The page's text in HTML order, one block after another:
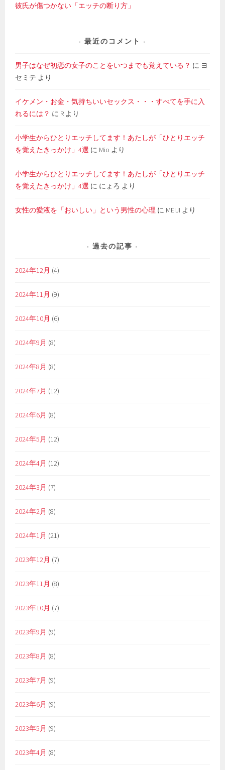
彼氏が傷つかない「エッチの断り方」
最近のコメント
男子はなぜ初恋の女子のことをいつまでも覚えている？ に ヨ
セミテ より
イケメン・お金・気持ちいいセックス・・・すべてを手に入
れるには？ に R より
小学生からひとりエッチしてます！あたしが「ひとりエッチ
を覚えたきっかけ」4選 に Mio より
小学生からひとりエッチしてます！あたしが「ひとりエッチ
を覚えたきっかけ」4選 に にょろ より
女性の愛液を「おいしい」という男性の心理 に MEIJI より
過去の記事
2024年12月 (4)
2024年11月 (9)
2024年10月 (6)
2024年9月 (8)
2024年8月 (8)
2024年7月 (12)
2024年6月 (8)
2024年5月 (12)
2024年4月 (12)
2024年3月 (7)
2024年2月 (8)
2024年1月 (21)
2023年12月 (7)
2023年11月 (8)
2023年10月 (7)
2023年9月 (9)
2023年8月 (8)
2023年7月 (9)
2023年6月 (9)
2023年5月 (9)
2023年4月 (8)